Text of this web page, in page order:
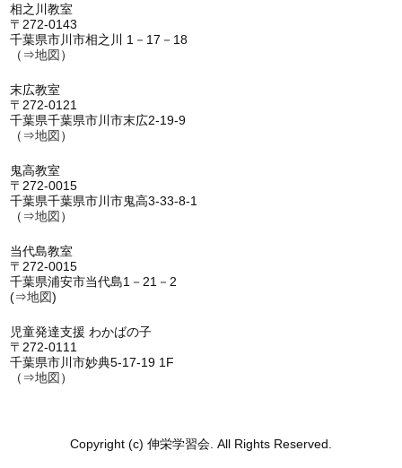
相之川教室
〒272-0143
千葉県市川市相之川 1－17－18
（⇒地図 ）
末広教室
〒272-0121
千葉県千葉県市川市末広2-19-9
（⇒地図 ）
鬼高教室
〒272-0015
千葉県千葉県市川市鬼高3-33-8-1
（⇒地図 ）
当代島教室
〒272-0015
千葉県浦安市当代島1－21－2
(⇒地図)
児童発達支援 わかばの子
〒272-0111
千葉県市川市妙典5-17-19 1F
（⇒地図 ）
Copyright (c) 伸栄学習会. All Rights Reserved.